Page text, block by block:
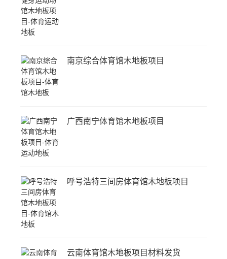
南京综合体育馆木地板项目
广西南宁体育馆木地板项目
呼号浩特三间房体育馆木地板项目
云南体育馆木地板项目材料发货